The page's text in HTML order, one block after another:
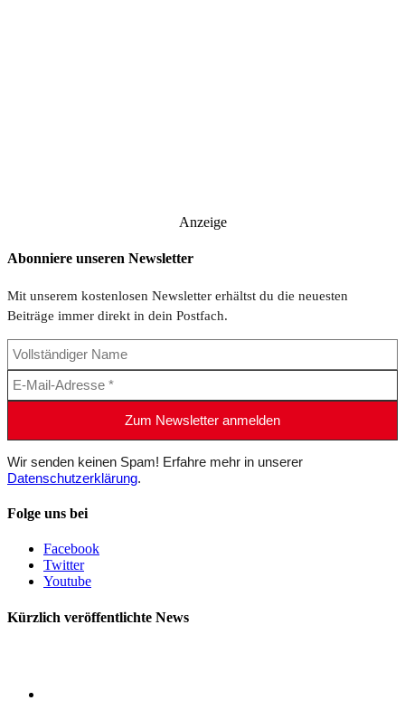
Anzeige
Abonniere unseren Newsletter
Mit unserem kostenlosen Newsletter erhältst du die neuesten
Beiträge immer direkt in dein Postfach.
Wir senden keinen Spam! Erfahre mehr in unserer
Datenschutzerklärung.
Folge uns bei
Facebook
Twitter
Youtube
Kürzlich veröffentlichte News